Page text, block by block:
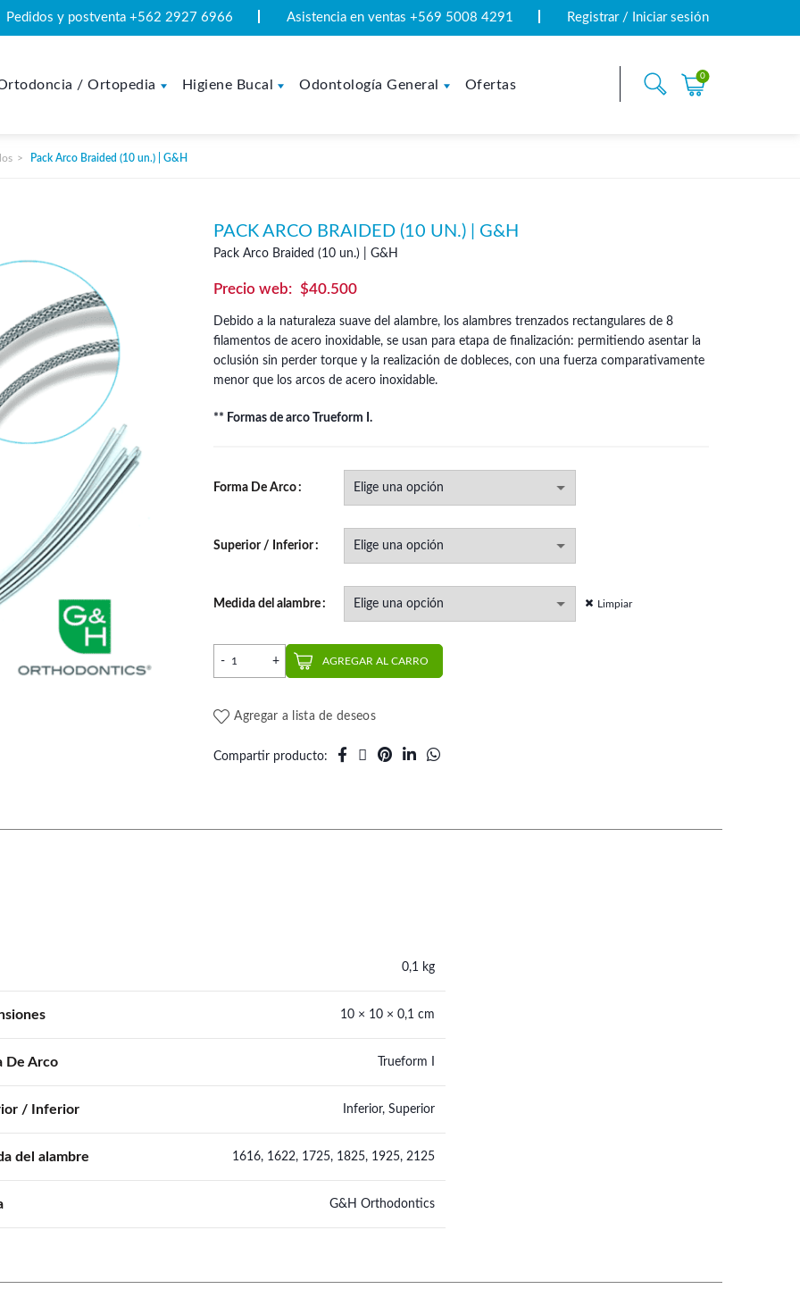
Pedidos y postventa +562 2927 6966 Asistencia en ventas +569 5008 4291 Registrar / Iniciar sesión
/ Ortopedia Higiene Bucal Odontología General Ofertas
0
Pack Arco Braided (10 un.) | G&H
PACK ARCO BRAIDED (10 UN.) | G&H
Pack Arco Braided (10 un.) | G&H
$40.500
Debido a la naturaleza suave del alambre, los alambres trenzados rectangulares de 8
filamentos de acero inoxidable, se usan para etapa de finalización: permitiendo asentar la
oclusión sin perder torque y la realización de dobleces, con una fuerza comparativamente
menor que los arcos de acero inoxidable.
** Formas de arco Trueform I.
Forma De Arco
Superior / Inferior
Medida del alambre Limpiar
Pack Arco Braided (10 un.) | G&H cantidad
AGREGAR AL CARRO
Agregar a lista de deseos
Compartir producto
0,1 kg
10 × 10 × 0,1 cm
De Arco Trueform I
/ Inferior Inferior, Superior
del alambre 1616, 1622, 1725, 1825, 1925, 2125
G&H Orthodontics